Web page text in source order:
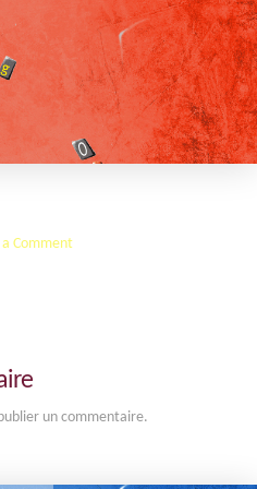
a Comment
un commentaire.